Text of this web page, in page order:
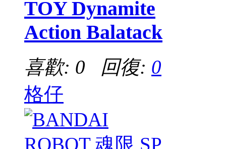
TOY Dynamite
Action Balatack
喜歡: 0 回復: 0
格仔